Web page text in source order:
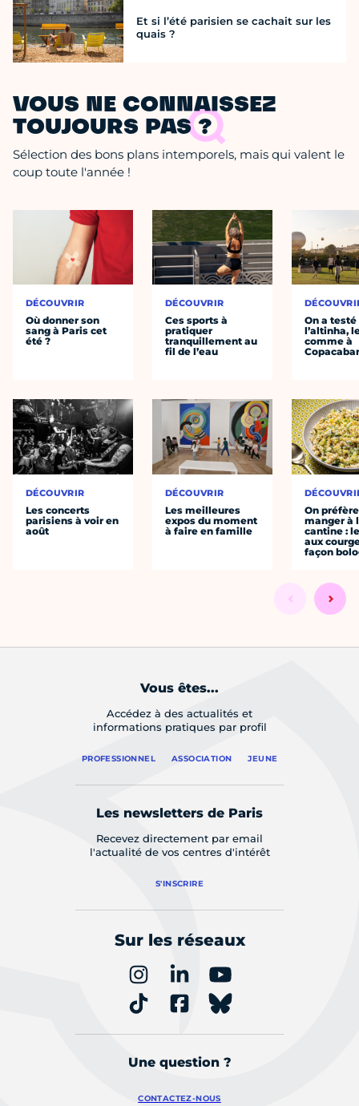
Et si l’été parisien se cachait sur les
quais ?
VOUS NE CONNAISSEZ
TOUJOURS PAS ?
Sélection des bons plans intemporels, mais qui valent le
coup toute l'année !
DÉCOUVRIR
Où donner son
sang à Paris cet
été ?
DÉCOUVRIR
Les concerts
parisiens à voir en
août
DÉCOUVRIR
Ces sports à
pratiquer
tranquillement au
fil de l’eau
DÉCOUVRIR
Les meilleures
expos du moment
à faire en famille
On a testé
l’altinha,
comme à
On préfère
manger à
cantine :
aux
façon
Vous êtes...
Accédez à des actualités et
informations pratiques par profil
PROFESSIONNEL ASSOCIATION JEUNE
Les newsletters de Paris
Recevez directement par email
l'actualité de vos centres d'intérêt
S'INSCRIRE
Sur les réseaux
Une question ?
CONTACTEZ-NOUS